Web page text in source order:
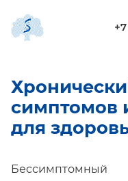
симптомов
для